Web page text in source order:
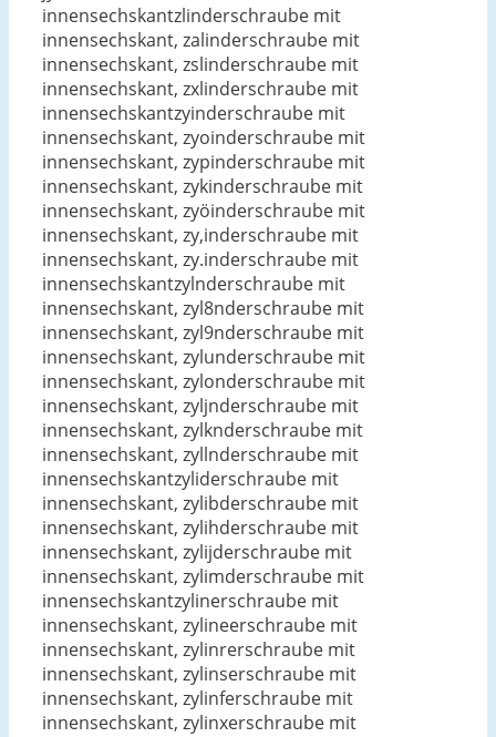
innensechskantzlinderschraube mit
innensechskant, zalinderschraube mit
innensechskant, zslinderschraube mit
innensechskant, zxlinderschraube mit
innensechskantzyinderschraube mit
innensechskant, zyoinderschraube mit
innensechskant, zypinderschraube mit
innensechskant, zykinderschraube mit
innensechskant, zyöinderschraube mit
innensechskant, zy,inderschraube mit
innensechskant, zy.inderschraube mit
innensechskantzylnderschraube mit
innensechskant, zyl8nderschraube mit
innensechskant, zyl9nderschraube mit
innensechskant, zylunderschraube mit
innensechskant, zylonderschraube mit
innensechskant, zyljnderschraube mit
innensechskant, zylknderschraube mit
innensechskant, zyllnderschraube mit
innensechskantzyliderschraube mit
innensechskant, zylibderschraube mit
innensechskant, zylihderschraube mit
innensechskant, zylijderschraube mit
innensechskant, zylimderschraube mit
innensechskantzylinerschraube mit
innensechskant, zylineerschraube mit
innensechskant, zylinrerschraube mit
innensechskant, zylinserschraube mit
innensechskant, zylinferschraube mit
innensechskant, zylinxerschraube mit